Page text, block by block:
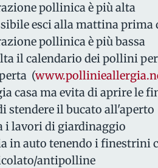
pollinica è più alta
esci alla mattina prima
pollinica è più bassa
il calendario dei pollini
(
casa ma evita di aprire le
stendere il bucato all'aperto
i lavori di giardinaggio
in auto tenendo i
antipolline